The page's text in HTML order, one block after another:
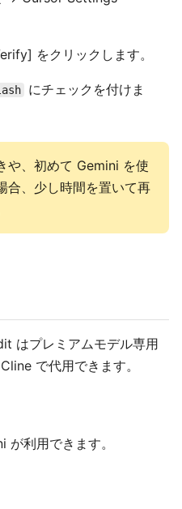
をクリックします。
にチェックを付けま
や、初めて Gemini を使
合、少し時間を置いて再
はプレミアムモデル専用
で代用できます。
利用できます。